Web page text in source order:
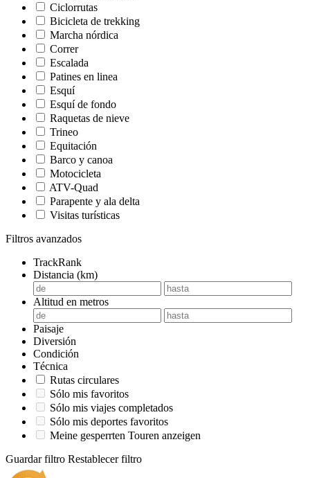
Ciclorrutas
Bicicleta de trekking
Marcha nórdica
Correr
Escalada
Patines en linea
Esquí
Esquí de fondo
Raquetas de nieve
Trineo
Equitación
Barco y canoa
Motocicleta
ATV-Quad
Parapente y ala delta
Visitas turísticas
Filtros avanzados
TrackRank
Distancia (km)
Altitud en metros
Paisaje
Diversión
Condición
Técnica
Rutas circulares
Sólo mis favoritos
Sólo mis viajes completados
Sólo mis deportes favoritos
Meine gesperrten Touren anzeigen
Guardar filtro Restablecer filtro